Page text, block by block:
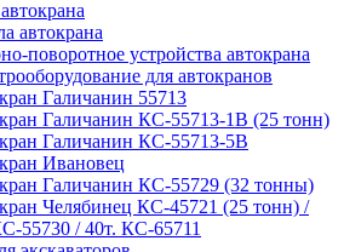
автокрана
поворотное устройства автокрана
для автокранов
Галичанин 55713
Галичанин КС-55713-1В (25 тонн)
Галичанин КС-55713-5В
Ивановец
Галичанин КС-55729 (32 тонны)
Челябинец КС-45721 (25 тонн) /
55730 / 40т. КС-65711